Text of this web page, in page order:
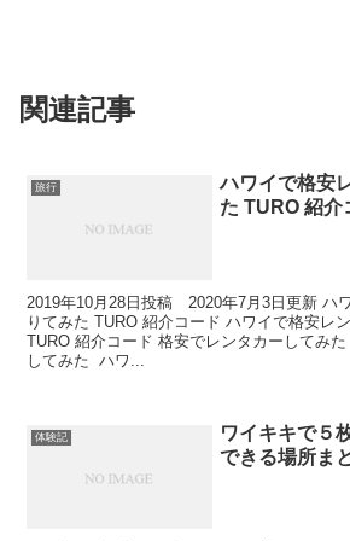
関連記事
旅行
ハワイで格安
た TURO 紹介
2019年10月28日投稿 2020年7月3日更新 ハ
りてみた TURO 紹介コード ハワイで格安レ
TURO 紹介コード 格安でレンタカーして
してみた ハワ...
体験記
ワイキキで５
できる場所ま